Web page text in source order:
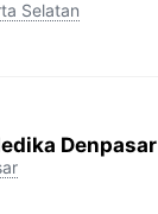
Selatan
Denpasar